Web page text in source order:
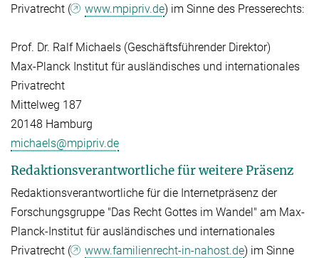
Privatrecht (
www.mpipriv.de) im Sinne des Presserechts:
Prof. Dr. Ralf Michaels (Geschäftsführender Direktor)
Max-Planck Institut für ausländisches und internationales
Privatrecht
Mittelweg 187
20148 Hamburg
michaels@mpipriv.de
Redaktionsverantwortliche für weitere Präsenz
Redaktionsverantwortliche für die Internetpräsenz der
Forschungsgruppe "Das Recht Gottes im Wandel" am Max-
Planck-Institut für ausländisches und internationales
Privatrecht (
www.familienrecht-in-nahost.de) im Sinne